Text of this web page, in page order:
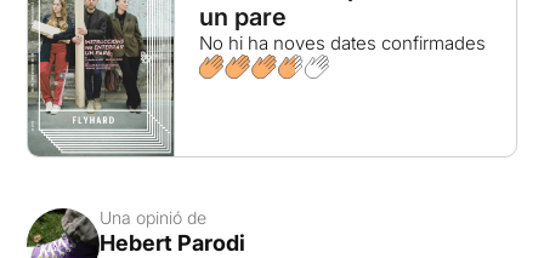
un pare
No hi ha noves dates confirmades
Una opinió de
Hebert Parodi